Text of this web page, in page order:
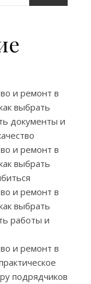
и ремонт в
выбрать
документы и
и ремонт в
выбрать
и ремонт в
выбрать
работы и
и ремонт в
подрядчиков